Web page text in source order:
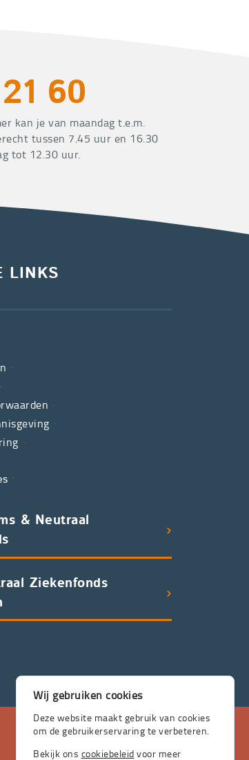
60
kan je van maandag t.e.m.
tussen 7.45 uur en 16.30
tot 12.30 uur.
LINKS
& Neutraal
Ziekenfonds
Wij gebruiken cookies
Deze website maakt gebruik van cookies
om de gebruikerservaring te verbeteren.
Bekijk ons cookiebeleid voor meer